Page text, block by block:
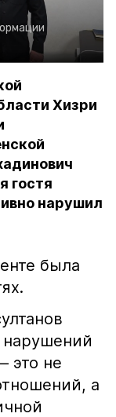
Хизри
гостя
нарушил
была
нарушений
это не
а